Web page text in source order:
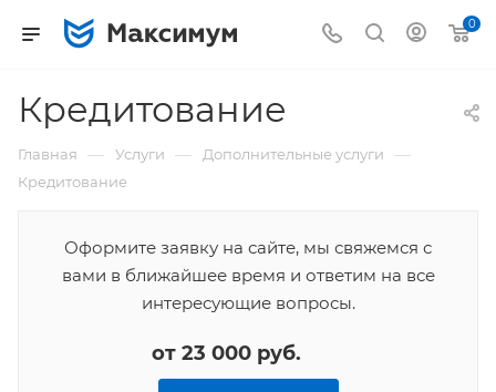
0
Кредитование
Главная — Услуги — Дополнительные услуги —
Кредитование
Оформите заявку на сайте, мы свяжемся с
вами в ближайшее время и ответим на все
интересующие вопросы.
от 23 000 руб.